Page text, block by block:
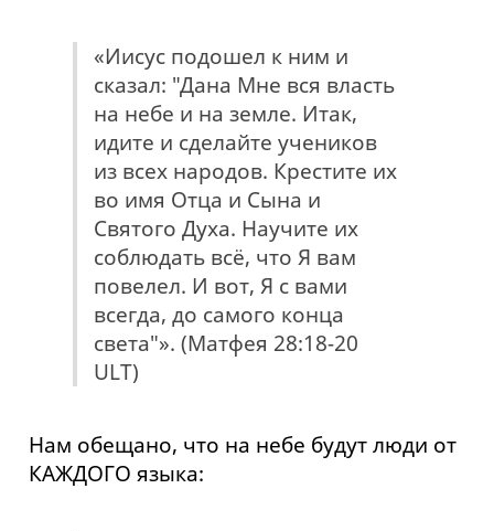
«Иисус подошел к ним и
сказал: "Дана Мне вся власть
на небе и на земле. Итак,
идите и сделайте учеников
из всех народов. Крестите их
во имя Отца и Сына и
Святого Духа. Научите их
соблюдать всё, что Я вам
повелел. И вот, Я с вами
всегда, до самого конца
света"». (Матфея 28:18-20
ULT)
Нам обещано, что на небе будут люди от
КАЖДОГО языка: